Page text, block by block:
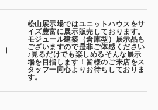
松山展示場ではユニットハウスをサ
イズ豊富に展示販売しております。
モジュール建築（倉庫型）展示品も
ございますので是非ご体感ください
♪見るだけでも楽しめるそんな展示
場を目指します！皆様のご来店をス
タッフ一同心よりお待ちしておりま
す。